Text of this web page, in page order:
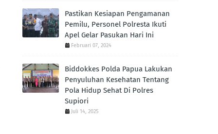
Pastikan Kesiapan Pengamanan
Pemilu, Personel Polresta Ikuti
Apel Gelar Pasukan Hari Ini
Februari 07, 2024
Biddokkes Polda Papua Lakukan
Penyuluhan Kesehatan Tentang
Pola Hidup Sehat Di Polres
Supiori
Juli 14, 2025